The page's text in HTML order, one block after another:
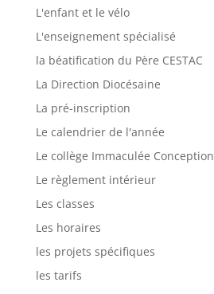
L'enfant et le vélo
L'enseignement spécialisé
la béatification du Père CESTAC
La Direction Diocésaine
La pré-inscription
Le calendrier de l'année
Le collège Immaculée Conception
Le règlement intérieur
Les classes
Les horaires
les projets spécifiques
les tarifs